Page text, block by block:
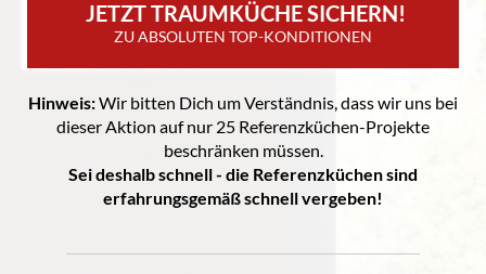
JETZT TRAUMKÜCHE SICHERN!
ZU ABSOLUTEN TOP-KONDITIONEN
Hinweis:Wir bitten Dich um Verständnis, dass wir uns bei
dieser Aktion auf nur 25 Referenzküchen-Projekte
beschränken müssen.
Sei deshalb schnell - die Referenzküchen sind
erfahrungsgemäß schnell vergeben!